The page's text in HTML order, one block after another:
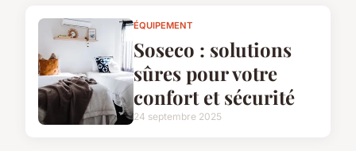
ÉQUIPEMENT
Soseco : solutions
sûres pour votre
confort et sécurité
24 septembre 2025